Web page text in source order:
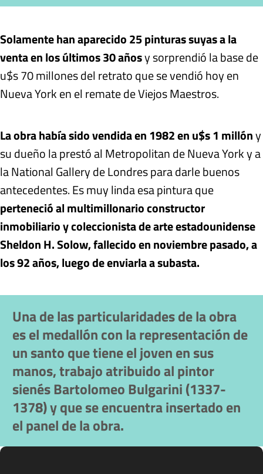
Solamente han aparecido 25 pinturas suyas a la
venta en los últimos 30 añosy sorprendió la base de
u$s 70 millones del retrato que se vendió hoy en
Nueva York en el remate de Viejos Maestros.
La obra había sido vendida en 1982 en u$s 1 millóny
su dueño la prestó al Metropolitan de Nueva York y a
la National Gallery de Londres para darle buenos
antecedentes. Es muy linda esa pintura que
perteneció al multimillonario constructor
inmobiliario y coleccionista de arte estadounidense
Sheldon H. Solow, fallecido en noviembre pasado, a
los 92 años, luego de enviarla a subasta.
Una de las particularidades de la obra
es el medallón con la representación de
un santo que tiene el joven en sus
manos, trabajo atribuido al pintor
sienés Bartolomeo Bulgarini (1337-
1378) y que se encuentra insertado en
el panel de la obra.